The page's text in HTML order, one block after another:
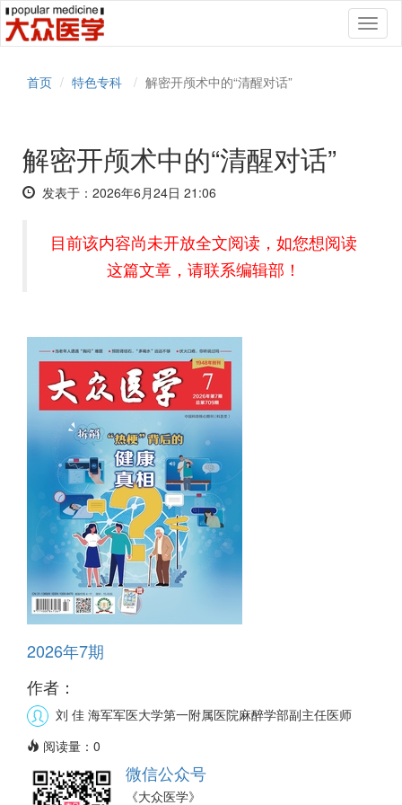
首页
特色专科 解密开颅术中的“清醒对话”
解密开颅术中的“清醒对话”
发表于：2026年6月24日 21:06
目前该内容尚未开放全文阅读，如您想阅读
这篇文章，请联系编辑部！
2026年7期
作者：
刘 佳 海军军医大学第一附属医院麻醉学部副主任医师
阅读量： 0
微信公众号
《大众医学》